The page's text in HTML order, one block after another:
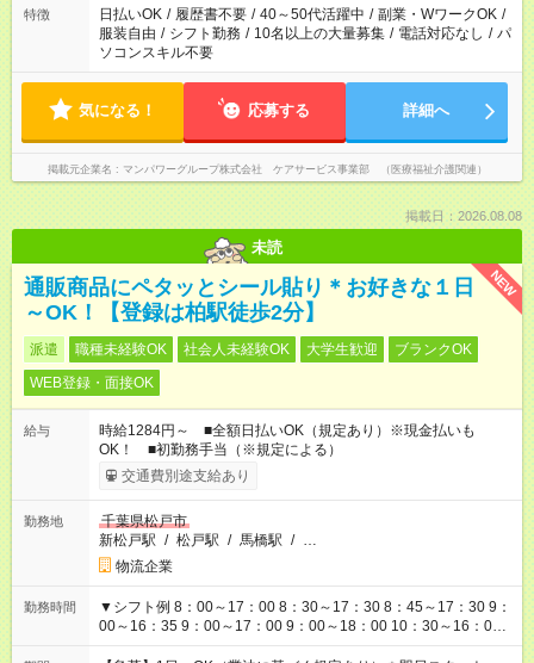
案内が難しい場合があります
特徴 日払いOK / 履歴書不要 / 40～50代活躍中 / 副業・WワークOK /
服装自由 / シフト勤務 / 10名以上の大量募集 / 電話対応なし / パ
ソコンスキル不要
気になる！ 応募する 詳細へ
掲載元企業名 マンパワーグループ株式会社 ケアサービス事業部 （医療福祉介護関連）
掲載日：2026.08.08
未読
NEW
通販商品にペタッとシール貼り＊お好きな１日
～OK！【登録は柏駅徒歩2分】
派遣 職種未経験OK 社会人未経験OK 大学生歓迎
ブランクOK
WEB登録・面接OK
給与
時給1284円～ ■全額日払いOK（規定あり）※現金払いも
OK！ ■初勤務手当（※規定による）
交通費別途支給あり
勤務地
千葉県松戸市
新松戸駅 / 松戸駅 / 馬橋駅 / …
物流企業
勤務時間
▼シフト例 8：00～17：00 8：30～17：30 8：45～17：30 9：
00～16：35 9：00～17：00 9：00～18：00 10：30～16：00
10：30～18：00 11：00～20：00 13：00～20：00 20：00～